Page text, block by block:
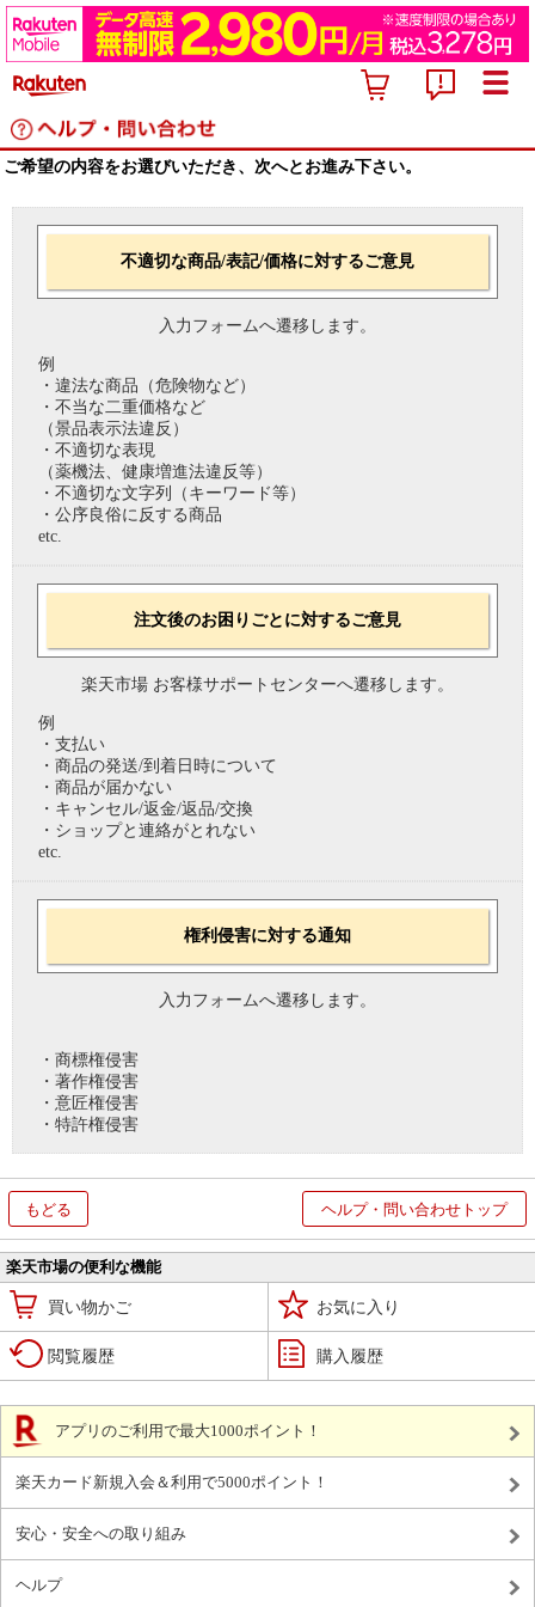
ご希望の内容をお選びいただき、次へとお進み下さい。
不適切な商品/表記/価格に対するご意見
入力フォームへ遷移します。
例
・違法な商品（危険物など）
・不当な二重価格など
（景品表示法違反）
・不適切な表現
（薬機法、健康増進法違反等）
・不適切な文字列（キーワード等）
・公序良俗に反する商品
etc.
注文後のお困りごとに対するご意見
楽天市場 お客様サポートセンターへ遷移します。
例
・支払い
・商品の発送/到着日時について
・商品が届かない
・キャンセル/返金/返品/交換
・ショップと連絡がとれない
etc.
権利侵害に対する通知
入力フォームへ遷移します。
・商標権侵害
・著作権侵害
・意匠権侵害
・特許権侵害
もどる ヘルプ・問い合わせトップ
楽天市場の便利な機能
買い物かご お気に入り
閲覧履歴 購入履歴
アプリのご利用で最大1000ポイント！
楽天カード新規入会＆利用で5000ポイント！
安心・安全への取り組み
ヘルプ